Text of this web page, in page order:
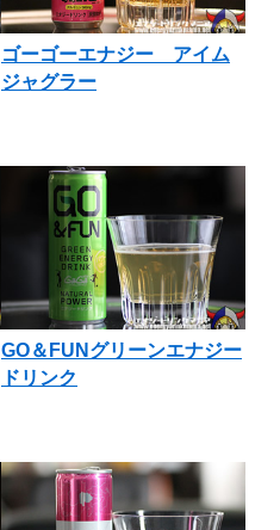
ゴーゴーエナジー アイム
ジャグラー
GO＆FUNグリーンエナジー
ドリンク